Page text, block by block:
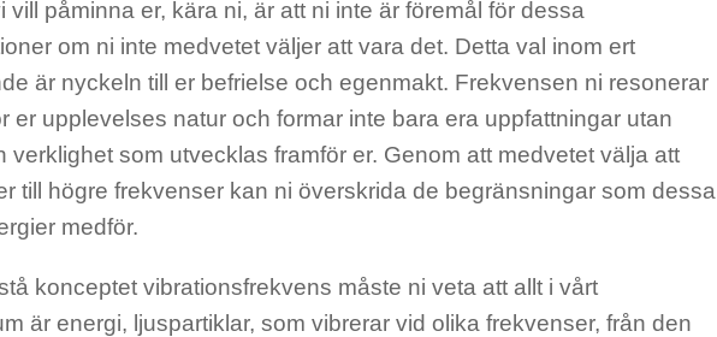
vill påminna er, kära ni, är att ni inte är föremål för dessa
om ni inte medvetet väljer att vara det. Detta val inom ert
är nyckeln till er befrielse och egenmakt. Frekvensen ni resonerar
er upplevelses natur och formar inte bara era uppfattningar utan
verklighet som utvecklas framför er. Genom att medvetet välja att
till högre frekvenser kan ni överskrida de begränsningar som dessa
medför.
konceptet vibrationsfrekvens måste ni veta att allt i vårt
är energi, ljuspartiklar, som vibrerar vid olika frekvenser, från den